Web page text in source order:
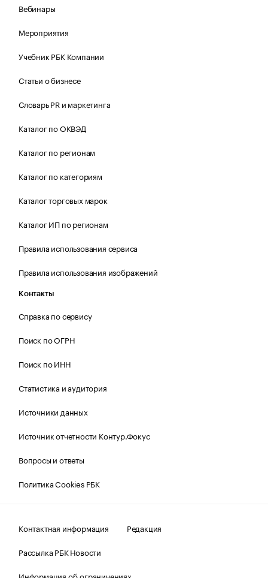
Вебинары
Мероприятия
Учебник РБК Компании
Статьи о бизнесе
Словарь PR и маркетинга
Каталог по ОКВЭД
Каталог по регионам
Каталог по категориям
Каталог торговых марок
Каталог ИП по регионам
Правила использования сервиса
Правила использования изображений
Контакты
Справка по сервису
Поиск по ОГРН
Поиск по ИНН
Статистика и аудитория
Источники данных
Источник отчетности Контур.Фокус
Вопросы и ответы
Политика Cookies РБК
Контактная информация
Редакция
Рассылка РБК Новости